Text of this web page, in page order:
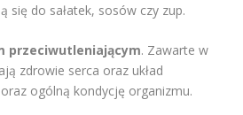
się do sałatek, sosów czy zup.
przeciwutleniającym. Zawarte w
zdrowie serca oraz układ
ogólną kondycję organizmu.